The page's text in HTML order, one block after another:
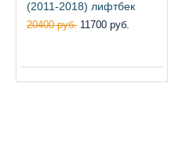
(2011-2018) лифтбек
20400 руб. 11700 руб.